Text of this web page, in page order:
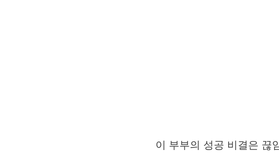
이 부부의 성공 비결은 끊